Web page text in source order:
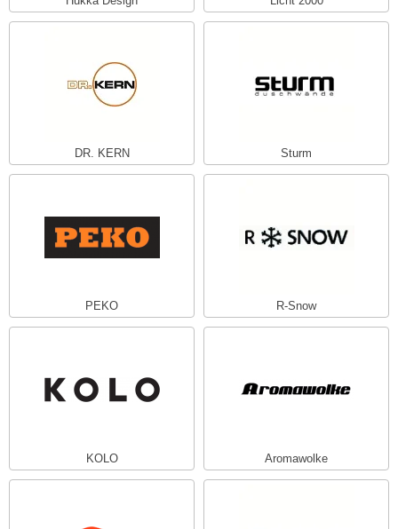
DR. KERN Sturm
PEKO R-Snow
KOLO Aromawolke